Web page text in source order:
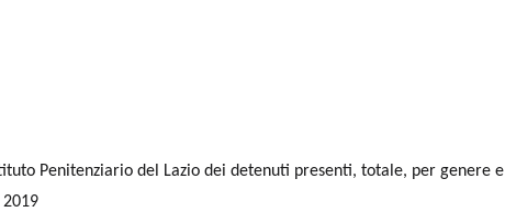
Penitenziario del Lazio dei detenuti presenti, totale, per genere e